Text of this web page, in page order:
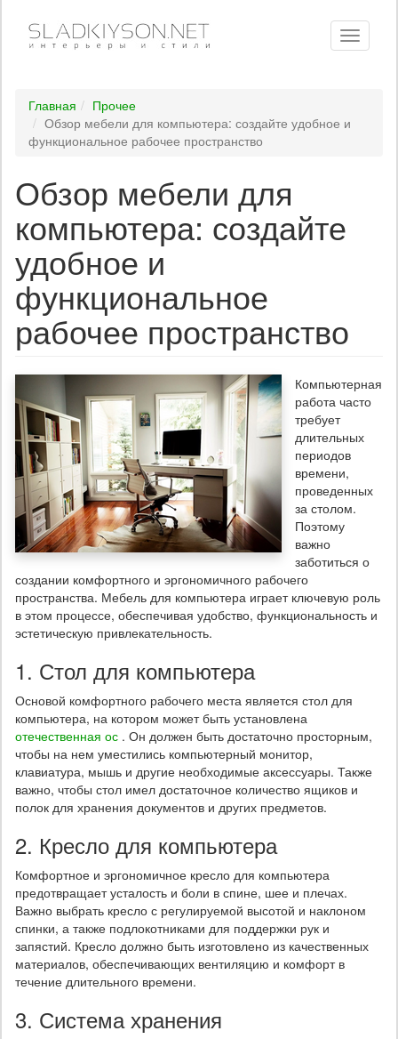
Toggle
Главная
Прочее
Обзор мебели для компьютера: создайте удобное и
функциональное рабочее пространство
Обзор мебели для
компьютера: создайте
удобное и
функциональное
рабочее пространство
Компьютерная
работа часто
требует
длительных
периодов
времени,
проведенных
за столом.
Поэтому
важно
заботиться о
создании комфортного и эргономичного рабочего
пространства. Мебель для компьютера играет ключевую роль
в этом процессе, обеспечивая удобство, функциональность и
эстетическую привлекательность.
1. Стол для компьютера
Основой комфортного рабочего места является стол для
компьютера, на котором может быть установлена
отечественная ос . Он должен быть достаточно просторным,
чтобы на нем уместились компьютерный монитор,
клавиатура, мышь и другие необходимые аксессуары. Также
важно, чтобы стол имел достаточное количество ящиков и
полок для хранения документов и других предметов.
2. Кресло для компьютера
Комфортное и эргономичное кресло для компьютера
предотвращает усталость и боли в спине, шее и плечах.
Важно выбрать кресло с регулируемой высотой и наклоном
спинки, а также подлокотниками для поддержки рук и
запястий. Кресло должно быть изготовлено из качественных
материалов, обеспечивающих вентиляцию и комфорт в
течение длительного времени.
3. Система хранения